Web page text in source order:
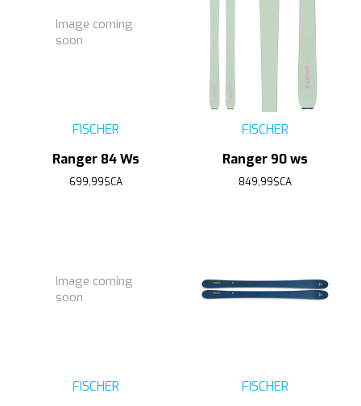
Image coming
soon
FISCHER
Ranger 84 Ws
699,99$CA
FISCHER
Ranger 90 ws
849,99$CA
Image coming
soon
FISCHER
FISCHER